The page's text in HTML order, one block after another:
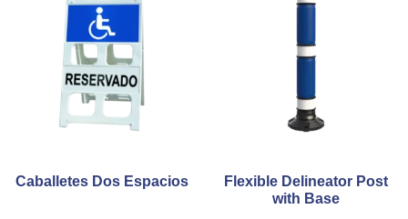
Caballetes Dos Espacios
Flexible Delineator Post
with Base